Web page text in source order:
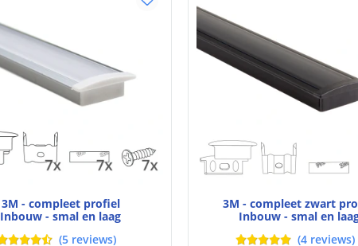
Strip
Bescherming
Materiaal
3M - compleet profiel
Inbouw - smal en laag
(5 reviews)
3M - compleet zwart
Inbouw - smal en
(4 reviews)